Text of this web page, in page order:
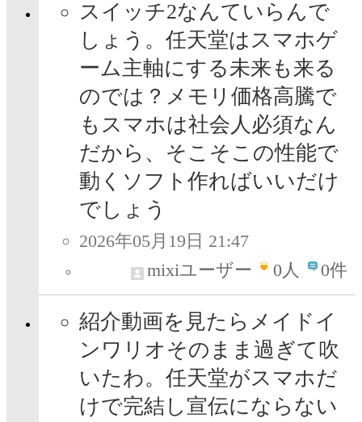
スイッチ2なんていらんで
しょう。任天堂はスマホゲ
ーム主軸にする未来も来る
のでは？メモリ価格高騰で
もスマホは社会人必須なん
だから、そこそこの性能で
動くソフト作ればいいだけ
でしょう
2026年05月19日 21:47
mixiユーザー
0人 0件
紹介動画を見たらメイドイ
ンワリオそのまま過ぎて吹
いたわ。任天堂がスマホだ
けで完結し宣伝にならない